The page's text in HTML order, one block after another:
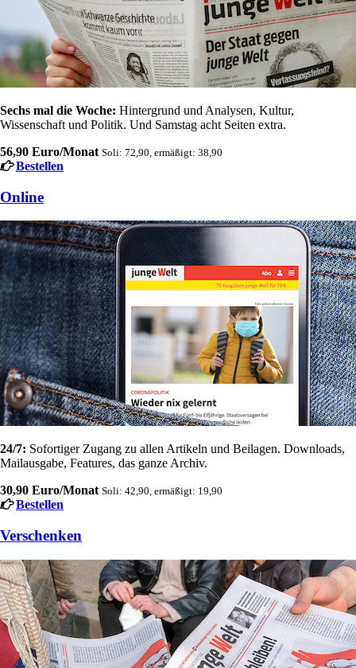
Sechs mal die Woche: Hintergrund und Analysen, Kultur,
Wissenschaft und Politik. Und Samstag acht Seiten extra.
56,90 Euro/Monat Soli: 72,90, ermäßigt: 38,90
Bestellen
Online
24/7: Sofortiger Zugang zu allen Artikeln und Beilagen. Downloads,
Mailausgabe, Features, das ganze Archiv.
30,90 Euro/Monat Soli: 42,90, ermäßigt: 19,90
Bestellen
Verschenken